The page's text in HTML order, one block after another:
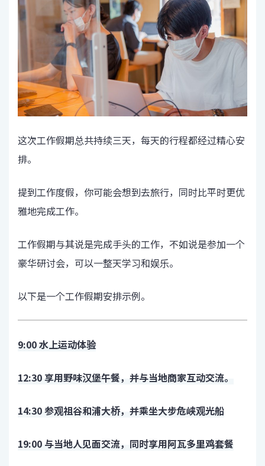
这次工作假期总共持续三天，每天的行程都经过精心安
排。
提到工作度假，你可能会想到去旅行，同时比平时更优
雅地完成工作。
工作假期与其说是完成手头的工作，不如说是参加一个
豪华研讨会，可以一整天学习和娱乐。
以下是一个工作假期安排示例。
9:00 水上运动体验
12:30 享用野味汉堡午餐，并与当地商家互动交流。
14:30 参观祖谷和浦大桥，并乘坐大步危峡观光船
19:00 与当地人见面交流，同时享用阿瓦多里鸡套餐